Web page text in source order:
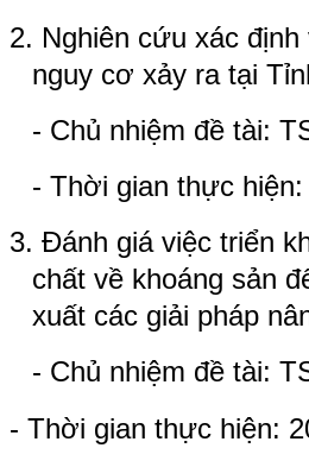
2. Nghiên cứu xác
nguy cơ xảy ra tại
- Chủ nhiệm đề tài:
- Thời gian thực hiện:
3. Đánh giá việc triển
chất về khoáng sản
xuất các giải pháp
- Chủ nhiệm đề tài:
- Thời gian thực hiện: